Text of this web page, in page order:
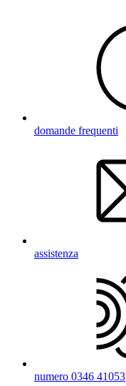
domande frequenti
assistenza
numero 0346 41053